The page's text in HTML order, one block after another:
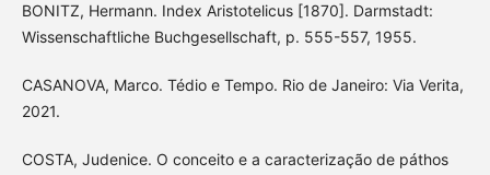
BONITZ, Hermann. Index Aristotelicus [1870]. Darmstadt:
Wissenschaftliche Buchgesellschaft, p. 555-557, 1955.
CASANOVA, Marco. Tédio e Tempo. Rio de Janeiro: Via Verita,
2021.
COSTA, Judenice. O conceito e a caracterização de páthos